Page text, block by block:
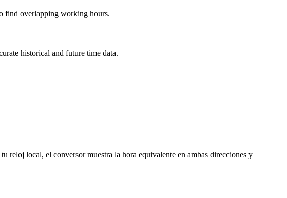
find overlapping working hours.
historical and future time data.
reloj local, el conversor muestra la hora equivalente en ambas direcciones y